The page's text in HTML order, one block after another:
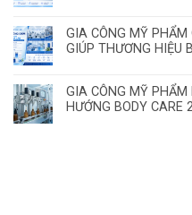
GIA CÔNG MỸ PHẨM
GIÚP THƯƠNG HIỆU
GIA CÔNG MỸ
HƯỚNG BODY CARE